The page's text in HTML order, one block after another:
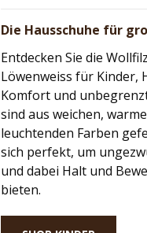
Die Hausschuhe für
Entdecken Sie die
Löwenweiss für Kinder,
Komfort und
sind aus weichen,
leuchtenden Farben
sich perfekt, um
und dabei Halt und
bieten.